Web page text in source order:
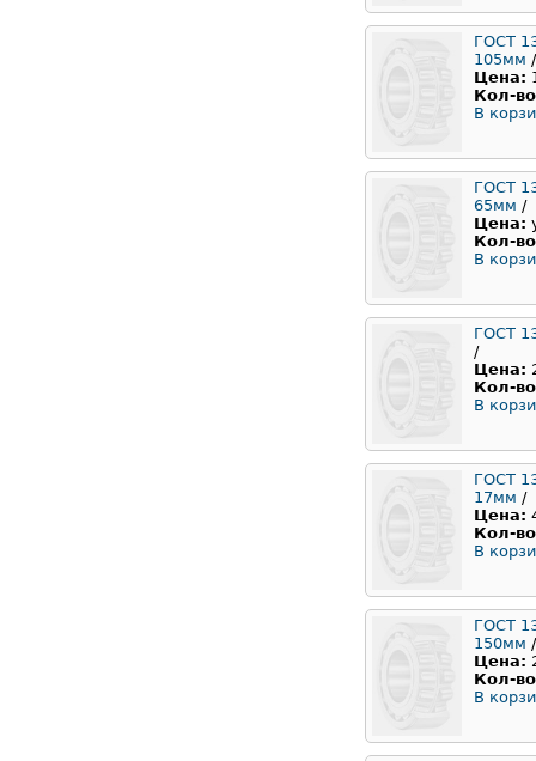
ГОСТ
105мм /
Цена:
Кол-
В
ГОСТ
65мм /
Цена:
Кол-
В
ГОСТ
/
Цена:
Кол-
В
ГОСТ
17мм /
Цена:
Кол-
В
ГОСТ
150мм /
Цена:
Кол-
В